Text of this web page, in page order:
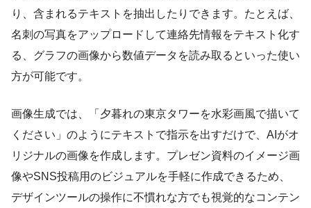
り、含まれるテキストを抽出したりできます。たとえば、
名刺の写真をアップロードして連絡先情報をテキスト化す
る、グラフの画像から数値データを読み取るといった使い
方が可能です。
画像生成では、「夕暮れの東京タワーを水彩画風で描いて
ください」のようにテキストで指示を出すだけで、AIがオ
リジナルの画像を作成します。プレゼン資料のイメージ画
像やSNS投稿用のビジュアルを手軽に作成できるため、
デザインツールの操作に不慣れな方でも視覚的なコンテン